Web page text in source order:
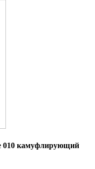
010 камуфлирующий